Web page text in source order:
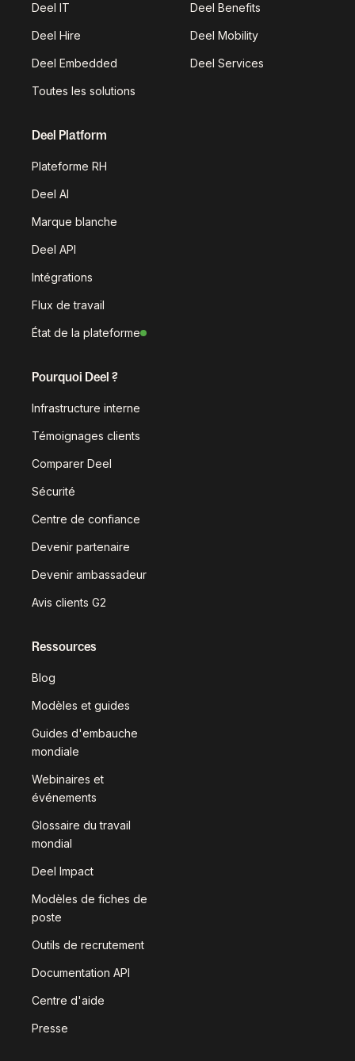
Deel IT Deel Benefits
Deel Hire Deel Mobility
Deel Embedded Deel Services
Toutes les solutions
Deel Platform
Plateforme RH
Deel AI
Marque blanche
Deel API
Intégrations
Flux de travail
État de la plateforme
Pourquoi Deel ?
Infrastructure interne
Témoignages clients
Comparer Deel
Sécurité
Centre de confiance
Devenir partenaire
Devenir ambassadeur
Avis clients G2
Ressources
Blog
Modèles et guides
Guides d'embauche
mondiale
Webinaires et
événements
Glossaire du travail
mondial
Deel Impact
Modèles de fiches de
poste
Outils de recrutement
Documentation API
Centre d'aide
Presse